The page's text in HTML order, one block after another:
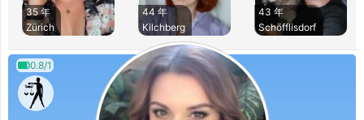
35 年
Zürich
44 年
Kilchberg
43 年
Schöfflisdorf
0.8/1